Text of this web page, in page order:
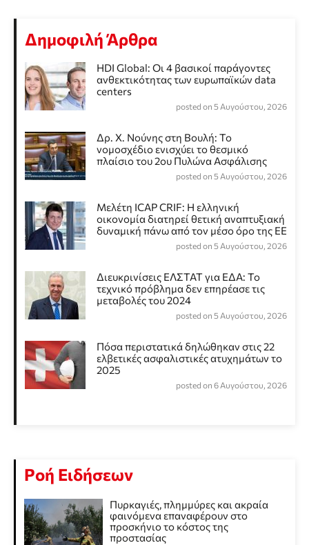
Δημοφιλή Άρθρα
HDI Global: Οι 4 βασικοί παράγοντες
ανθεκτικότητας των ευρωπαϊκών data
centers
posted on 5 Αυγούστου, 2026
Δρ. Χ. Νούνης στη Βουλή: Το
νομοσχέδιο ενισχύει το θεσμικό
πλαίσιο του 2ου Πυλώνα Ασφάλισης
posted on 5 Αυγούστου, 2026
Μελέτη ICAP CRIF: Η ελληνική
οικονομία διατηρεί θετική αναπτυξιακή
δυναμική πάνω από τον μέσο όρο της ΕΕ
posted on 5 Αυγούστου, 2026
Διευκρινίσεις ΕΛΣΤΑΤ για ΕΔΑ: Το
τεχνικό πρόβλημα δεν επηρέασε τις
μεταβολές του 2024
posted on 5 Αυγούστου, 2026
Πόσα περιστατικά δηλώθηκαν στις 22
ελβετικές ασφαλιστικές ατυχημάτων το
2025
posted on 6 Αυγούστου, 2026
Ροή Ειδήσεων
Πυρκαγιές, πλημμύρες και ακραία
φαινόμενα επαναφέρουν στο
προσκήνιο το κόστος της
προστασίας